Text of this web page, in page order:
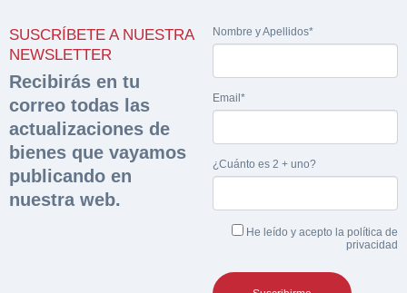
SUSCRÍBETE A NUESTRA
NEWSLETTER
Recibirás en tu
correo todas las
actualizaciones de
bienes que vayamos
publicando en
nuestra web.
Nombre y Apellidos*
Email*
¿Cuánto es 2 + uno?
He leído y acepto la política de
privacidad
documentación
sobre la peritación
Rellene este formulario y recibirá en su email el
enlace para descargar la documentación
Nombre y Apellidos*
Hacer Oferta
Razón social*
Teléfono*
Nombre y Apellidos*
Sobre Merfinsa
Venta de bienes muebles
Vehículos